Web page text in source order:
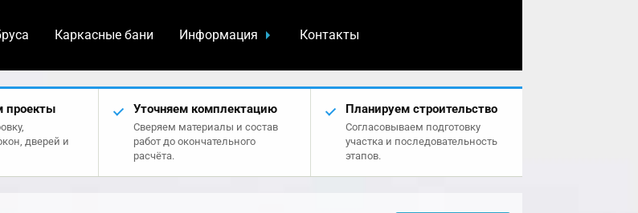
Каркасные бани Информация Контакты
проекты
дверей и
Уточняем комплектацию
Сверяем материалы и состав
работ до окончательного
расчёта.
Планируем строительство
Согласовываем подготовку
участка и последовательность
этапов.